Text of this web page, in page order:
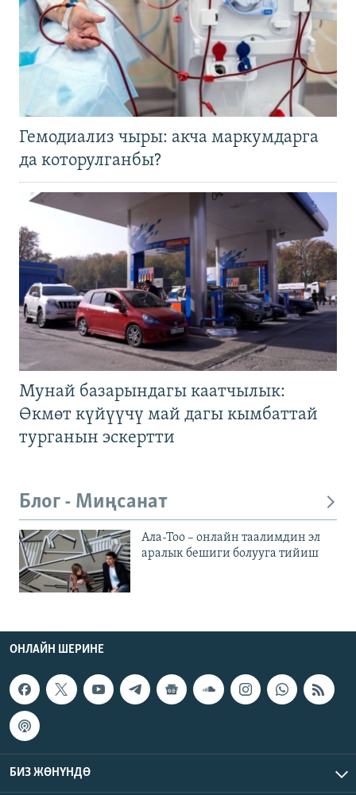
Гемодиализ чыры: акча маркумдарга
да которулганбы?
Мунай базарындагы каатчылык:
Өкмөт күйүүчү май дагы кымбаттай
турганын эскертти
Блог - Миңсанат
Ала-Тоо – онлайн таалимдин эл
аралык бешиги болууга тийиш
ОНЛАЙН ШЕРИНЕ
БИЗ ЖӨНҮНДӨ